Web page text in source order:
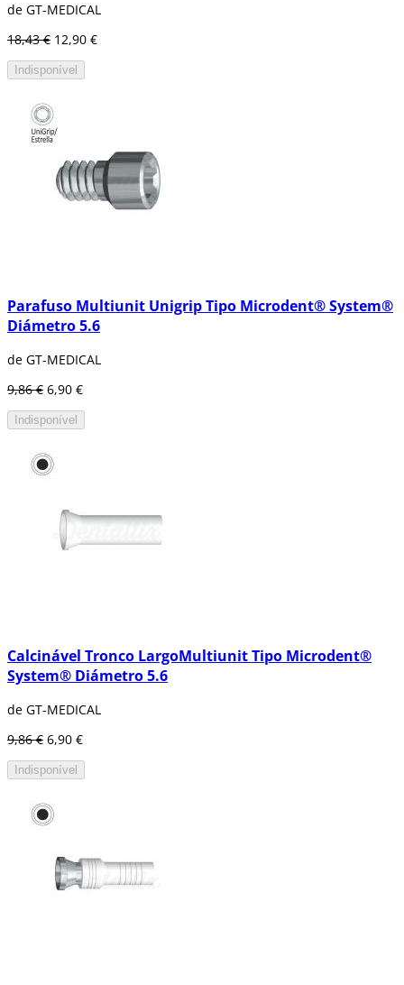
de GT-MEDICAL
18,43 € 12,90 €
Indisponível
Parafuso Multiunit Unigrip Tipo Microdent® System®
Diámetro 5.6
de GT-MEDICAL
9,86 € 6,90 €
Indisponível
Calcinável Tronco LargoMultiunit Tipo Microdent®
System® Diámetro 5.6
de GT-MEDICAL
9,86 € 6,90 €
Indisponível